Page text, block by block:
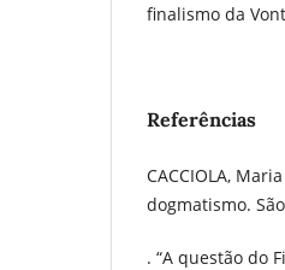
finalismo da
Referências
CACCIOLA,
dogmatismo.
. “A questão do